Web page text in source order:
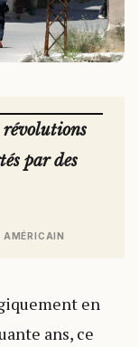
révolutions
par des
AMÉRICAIN
en
ans, ce